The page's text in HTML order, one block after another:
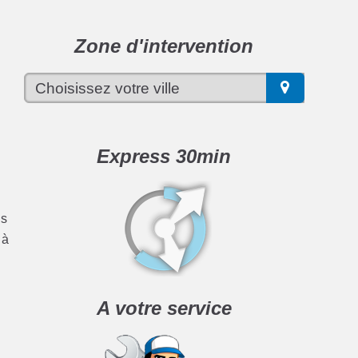
Zone d'intervention
Express 30min
A votre service